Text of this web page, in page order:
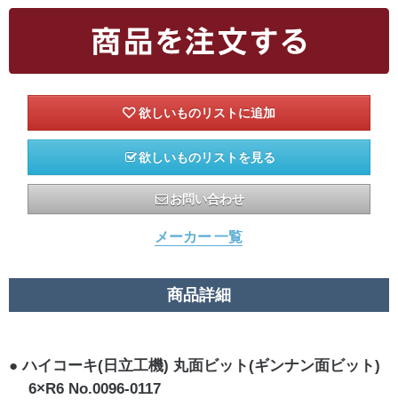
欲しいものリストを見る
お問い合わせ
メーカー 一覧
商品詳細
ハイコーキ(日立工機) 丸面ビット(ギンナン面ビット)
6×R6 No.0096-0117